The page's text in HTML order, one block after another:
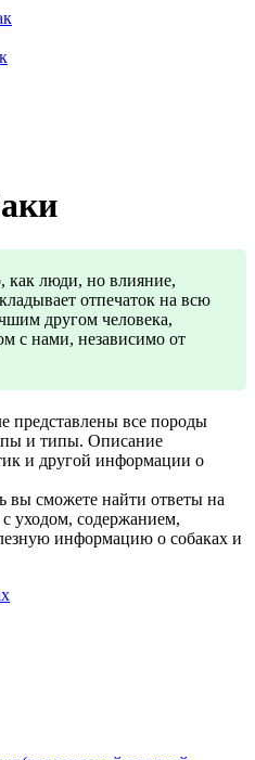
как люди, но влияние,
отпечаток на всю
другом человека,
с нами, независимо от
представлены все породы
и типы. Описание
и другой информации о
вы сможете найти ответы на
уходом, содержанием,
информацию о собаках и